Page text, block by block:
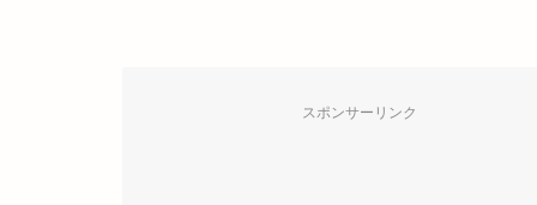
スポンサーリンク